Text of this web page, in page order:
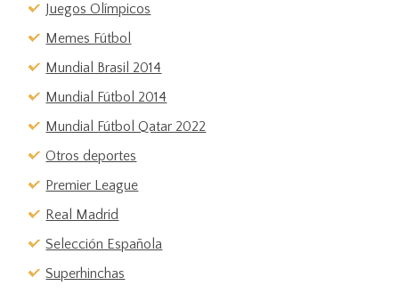
Juegos Olímpicos
Memes Fútbol
Mundial Brasil 2014
Mundial Fútbol 2014
Mundial Fútbol Qatar 2022
Otros deportes
Premier League
Real Madrid
Selección Española
Superhinchas